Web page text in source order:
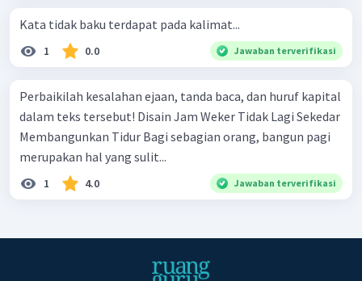
Kata tidak baku terdapat pada kalimat...
1 0.0 Jawaban terverifikasi
Perbaikilah kesalahan ejaan, tanda baca, dan huruf kapital
dalam teks tersebut! Disain Jam Weker Tidak Lagi Sekedar
Membangunkan Tidur Bagi sebagian orang, bangun pagi
merupakan hal yang sulit...
1 4.0 Jawaban terverifikasi